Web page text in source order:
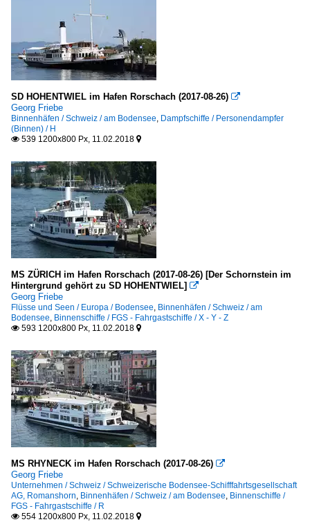
SD HOHENTWIEL im Hafen Rorschach (2017-08-26) 
Georg Friebe
Binnenhäfen / Schweiz / am Bodensee, Dampfschiffe / Personendampfer
(Binnen) / H
 539 1200x800 Px, 11.02.2018 
MS ZÜRICH im Hafen Rorschach (2017-08-26) [Der Schornstein im
Hintergrund gehört zu SD HOHENTWIEL] 
Georg Friebe
Flüsse und Seen / Europa / Bodensee, Binnenhäfen / Schweiz / am
Bodensee, Binnenschiffe / FGS - Fahrgastschiffe / X - Y - Z
 593 1200x800 Px, 11.02.2018 
MS RHYNECK im Hafen Rorschach (2017-08-26) 
Georg Friebe
Unternehmen / Schweiz / Schweizerische Bodensee-Schifffahrtsgesellschaft
AG, Romanshorn, Binnenhäfen / Schweiz / am Bodensee, Binnenschiffe /
FGS - Fahrgastschiffe / R
 554 1200x800 Px, 11.02.2018 